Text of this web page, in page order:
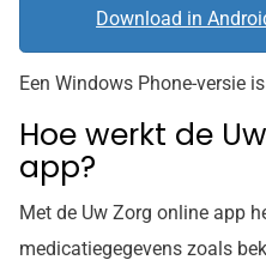
Download in
Een Windows Phone-versie is
Hoe werkt de
app?
Met de Uw Zorg online app
medicatiegegevens zoals